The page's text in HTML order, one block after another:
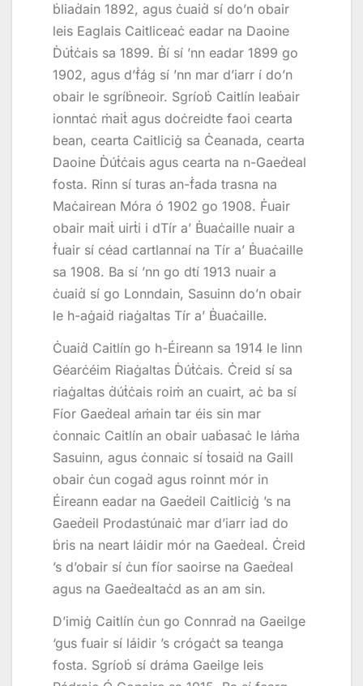
ḃliaḋain 1892, agus ċuaiḋ sí do’n obair
leis Eaglais Caitliceaċ eadar na Daoine
Ḋúṫċais sa 1899. Ḃí sí ’nn eadar 1899 go
1902, agus d’ḟág sí ’nn mar d’iarr í do’n
obair le sgríḃneoir. Sgríoḃ Caitlín leaḃair
ionntaċ ṁaiṫ agus doċreidte faoi cearta
bean, cearta Caitliciġ sa Ċeanada, cearta
Daoine Ḋúṫċais agus cearta na n-Gaeḋeal
fosta. Rinn sí turas an-ḟada trasna na
Maċairean Móra ó 1902 go 1908. Ḟuair
obair maiṫ uirṫi i dTír a’ Ḃuaċaille nuair a
ḟuair sí céad cartlannaí na Tír a’ Ḃuaċaille
sa 1908. Ba sí ’nn go dtí 1913 nuair a
ċuaiḋ sí go Lonndain, Sasuinn do’n obair
le h-aġaiḋ riaġaltas Tír a’ Ḃuaċaille.
Ċuaiḋ Caitlín go h-Éireann sa 1914 le linn
Géarċéim Riaġaltas Ḋúṫċais. Ċreid sí sa
riaġaltas ḋúṫċais roiṁ an cuairt, aċ ba sí
Fíor Gaeḋeal aṁain tar éis sin mar
ċonnaic Caitlín an obair uaḃasaċ le láṁa
Sasuinn, agus ċonnaic sí ṫosaiḋ na Gaill
obair ċun cogaḋ agus roinnt mór in
Éireann eadar na Gaeḋeil Caitliciġ ’s na
Gaeḋeil Prodastúnaiċ mar d’iarr iad do
ḃris na neart láidir mór na Gaeḋeal. Ċreid
’s d’obair sí ċun fíor saoirse na Gaeḋeal
agus na Gaeḋealtaċd as an am sin.
D’imiġ Caitlín ċun go Connraḋ na Gaeilge
‘gus fuair sí láidir ’s crógaċt sa teanga
fosta. Sgríoḃ sí dráma Gaeilge leis